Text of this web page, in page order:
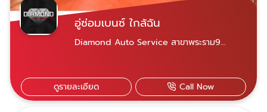
อู่ซ่อมเบนซ์ ใกล้ฉัน
Diamond Auto Service สาขาพระราม9
ครับDiamond auto service ศูนย์บริการซ่อม
บำรุง-ซ่อมสีรถยุโรปมาตรฐาน ด้วยประสบการณ์
กว่า 20 ปี มีอุปกรณ์ซ่อมครบวงจร เครื่องมือ
ดูรายละเอียด Call Now